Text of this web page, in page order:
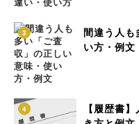
3
間違う人も
い方・例文
4
【履歴書